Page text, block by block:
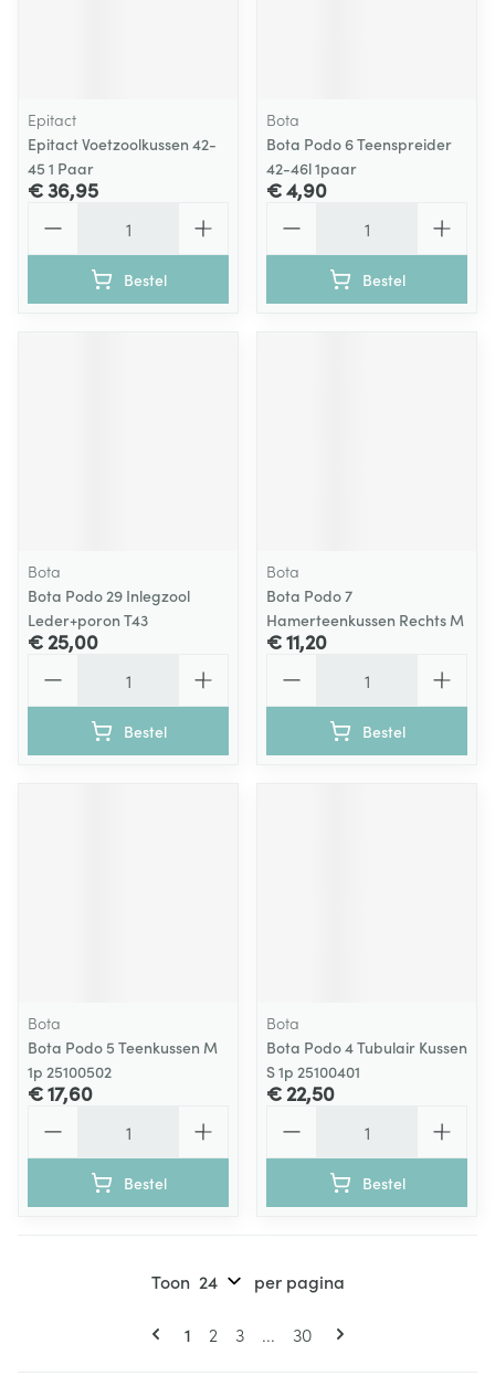
Epitact
Epitact Voetzoolkussen 42-
45 1 Paar
€ 36,95
Bestel
Bota
Bota Podo 6 Teenspreider
42-46l 1paar
€ 4,90
Bestel
Bota
Bota Podo 29 Inlegzool
Leder+poron T43
€ 25,00
Bestel
Bota
Bota Podo 7
Hamerteenkussen Rechts M
€ 11,20
Bestel
Bota
Bota Podo 5 Teenkussen M
1p 25100502
€ 17,60
Bestel
Bota
Bota Podo 4 Tubulair Kussen
S 1p 25100401
€ 22,50
Bestel
Pagina's
U lees momenteel pagina
1 Pagina
2 Pagina
3 ... Pagina
30
Toon per pagina